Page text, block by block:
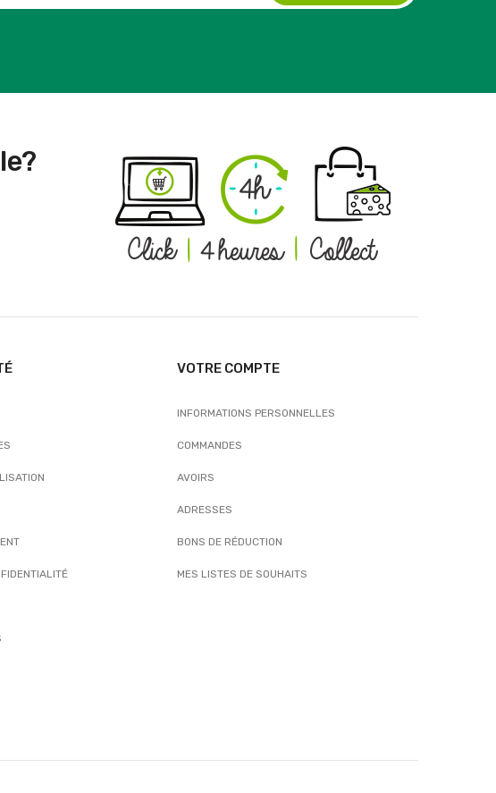
VOTRE COMPTE
INFORMATIONS PERSONNELLES
COMMANDES
AVOIRS
ADRESSES
BONS DE RÉDUCTION
MES LISTES DE SOUHAITS